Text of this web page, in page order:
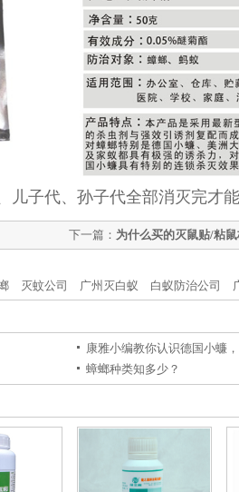
子代、孙子代全部消灭完才能
下一篇： 为什么买的灭鼠贴/粘
灭蚊公司 广州灭白蚁 白蚁防治公司
康雅小编教你认识德国小蠊
蟑螂种类知多少？